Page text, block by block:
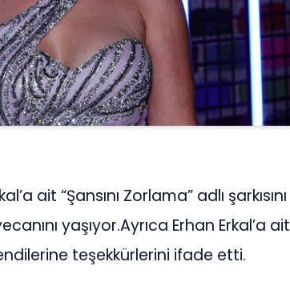
ait “Şansını Zorlama” adlı şarkısını
yaşıyor.Ayrıca Erhan Erkal’a ait
teşekkürlerini ifade etti.